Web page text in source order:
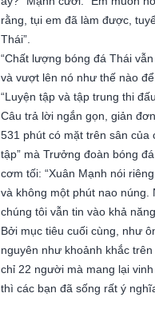
rằng, tụi em đã làm được,
Thái”.
“Chất lượng bóng đá Thái
và vượt lên nó như thế nào
“Luyện tập và tập trung thi
Câu trả lời ngắn gọn, giản
531 phút có mặt trên sân của
tập” mà Trưởng đoàn bóng
cơm tối: “Xuân Mạnh nói
và không một phút nao
chúng tôi vẫn tin vào khả
Bởi mục tiêu cuối cùng, như
nguyên như khoảnh khắc
chỉ 22 người mà mang lại
thì các bạn đã sống rất ý